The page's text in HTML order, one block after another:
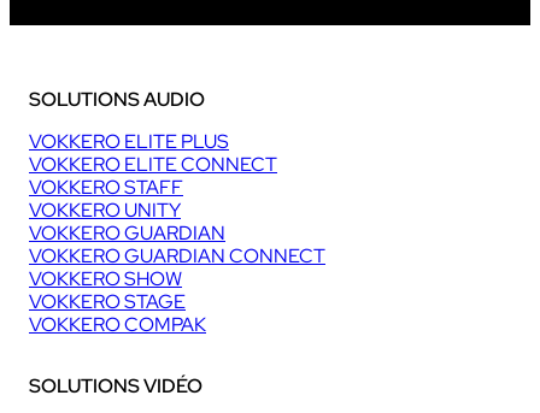
SOLUTIONS AUDIO
VOKKERO ELITE PLUS
VOKKERO ELITE CONNECT
VOKKERO STAFF
VOKKERO UNITY
VOKKERO GUARDIAN
VOKKERO GUARDIAN CONNECT
VOKKERO SHOW
VOKKERO STAGE
VOKKERO COMPAK
SOLUTIONS VIDÉO